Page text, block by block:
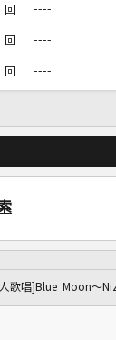
オケをもっと楽しもう
でカラオケ歌い放題
友達と一緒に！練習に
回 ----
回 ----
回 ----
人歌唱]Blue Moon～